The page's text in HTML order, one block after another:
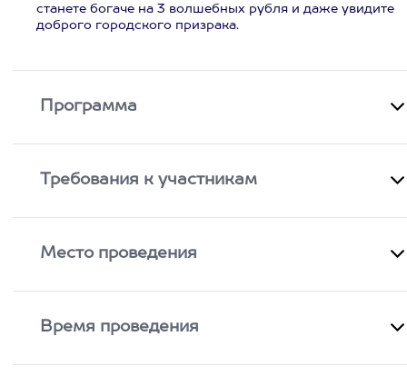
станете богаче на 3 волшебных рубля и даже увидите
доброго городского призрака.
Программа
Требования к участникам
Место проведения
Время проведения